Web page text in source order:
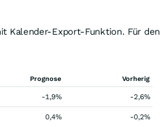
Kalender-Export-Funktion. Für den
Prognose Vorherig
-1,9% -2,6%
0,4% -0,2%